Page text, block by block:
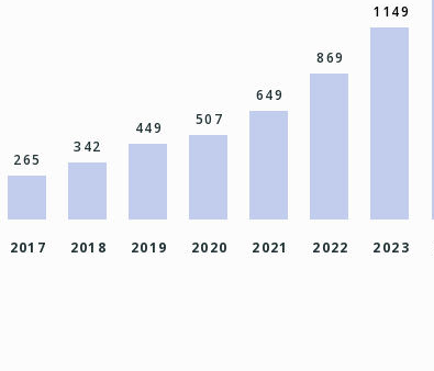
265
2017
342
2018
449
2019
507
2020
649
2021
869
2022
1149
2023